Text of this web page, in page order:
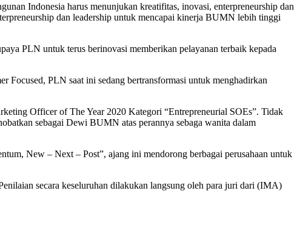
Indonesia harus menunjukan kreatifitas, inovasi, enterpreneurship dan
dan leadership untuk mencapai kinerja BUMN lebih tinggi
PLN untuk terus berinovasi memberikan pelayanan terbaik kepada
Focused, PLN saat ini sedang bertransformasi untuk menghadirkan
Officer of The Year 2020 Kategori “Entrepreneurial SOEs”. Tidak
sebagai Dewi BUMN atas perannya sebaga wanita dalam
New – Next – Post”, ajang ini mendorong berbagai perusahaan untuk
secara keseluruhan dilakukan langsung oleh para juri dari (IMA)